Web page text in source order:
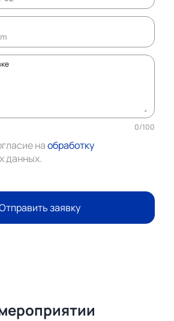
0/100
наобработку
данных.
заявку